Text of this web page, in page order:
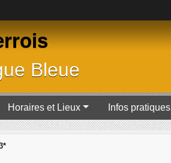
Bleue
Horaires et Lieux Infos pratiques